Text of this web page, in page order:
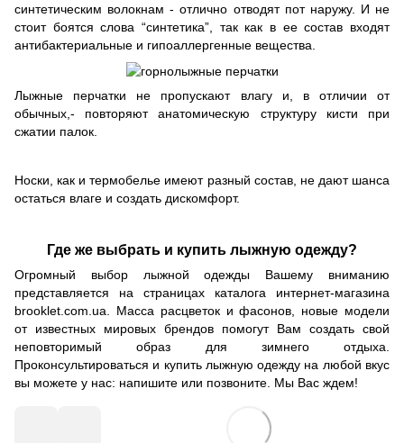
синтетическим волокнам - отлично отводят пот наружу. И не
стоит боятся слова “синтетика”, так как в ее состав входят
антибактериальные и гипоаллергенные вещества.
Лыжные перчатки не пропускают влагу и, в отличии от
обычных,- повторяют анатомическую структуру кисти при
сжатии палок.
Носки, как и термобелье имеют разный состав, не дают шанса
остаться влаге и создать дискомфорт.
Где же выбрать и купить лыжную одежду?
Огромный выбор лыжной одежды Вашему вниманию
представляется на страницах каталога интернет-магазина
brooklet.com.ua. Масса расцветок и фасонов, новые модели
от известных мировых брендов помогут Вам создать свой
неповторимый образ для зимнего отдыха.
Проконсультироваться и купить лыжную одежду на любой вкус
вы можете у нас: напишите или позвоните. Мы Вас ждем!